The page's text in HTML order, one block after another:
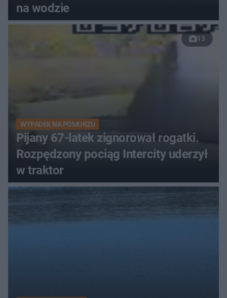
na wodzie
13
WYPADEK NA POMORZU
Pijany 67-latek zignorował rogatki.
Rozpędzony pociąg Intercity uderzył
w traktor